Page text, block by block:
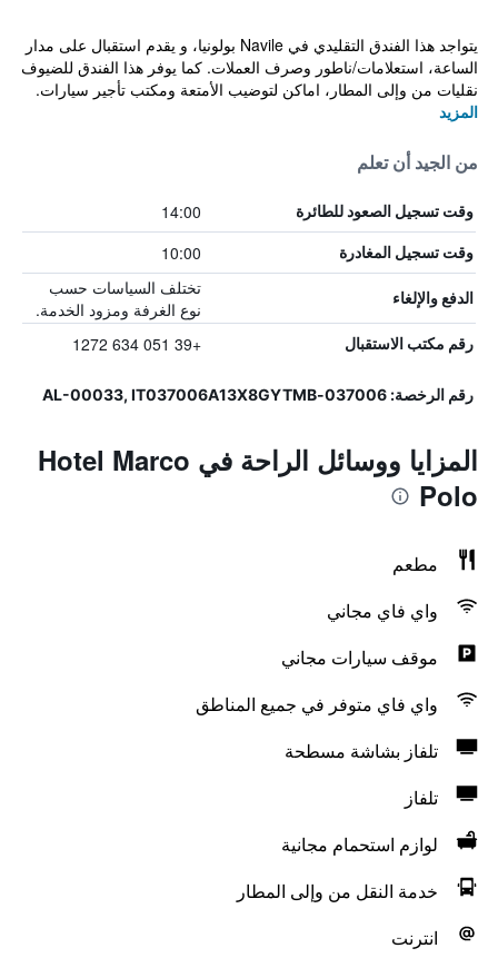
يتواجد هذا الفندق التقليدي في Navile بولونيا، و يقدم استقبال على مدار
الساعة، استعلامات/ناطور وصرف العملات. كما يوفر هذا الفندق للضيوف
نقليات من وإلى المطار، اماكن لتوضيب الأمتعة ومكتب تأجير سيارات.
المزيد
من الجيد أن تعلم
وقت تسجيل الصعود للطائرة 14:00
وقت تسجيل المغادرة 10:00
الدفع والإلغاء
تختلف السياسات حسب
نوع الغرفة ومزود الخدمة.
رقم مكتب الاستقبال +39 051 634 1272
رقم الرخصة: 037006-AL-00033, IT037006A13X8GYTMB
المزايا ووسائل الراحة في Hotel Marco
Polo
مطعم
واي فاي مجاني
موقف سيارات مجاني
واي فاي متوفر في جميع المناطق
تلفاز بشاشة مسطحة
تلفاز
لوازم استحمام مجانية
خدمة النقل من وإلى المطار
انترنت